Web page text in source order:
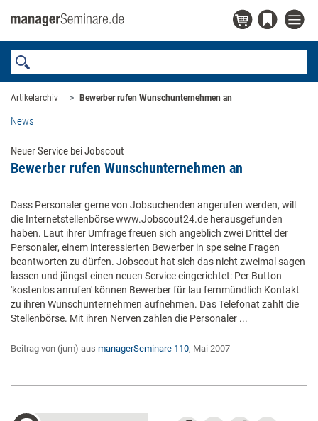
Artikelarchiv Bewerber rufen Wunschunternehmen an
News
Neuer Service bei Jobscout
Bewerber rufen Wunschunternehmen an
Dass Personaler gerne von Jobsuchenden angerufen werden, will
die Internetstellenbörse www.Jobscout24.de herausgefunden
haben. Laut ihrer Umfrage freuen sich angeblich zwei Drittel der
Personaler, einem interessierten Bewerber in spe seine Fragen
beantworten zu dürfen. Jobscout hat sich das nicht zweimal sagen
lassen und jüngst einen neuen Service eingerichtet: Per Button
'kostenlos anrufen' können Bewerber für lau fernmündlich Kontakt
zu ihren Wunschunternehmen aufnehmen. Das Telefonat zahlt die
Stellenbörse. Mit ihren Nerven zahlen die Personaler ...
Beitrag von (jum) aus managerSeminare 110, Mai 2007